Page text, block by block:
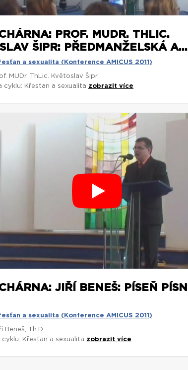
PROF. MUDR. THLIC.
ŠIPR: PŘEDMANŽELSKÁ A...
a sexualita (Konference AMICUS 2011)
MUDr. ThLic. Květoslav Šipr
cyklu: Křesťan a sexualita zobrazit více
JIŘÍ BENEŠ: PÍSEŇ PÍSNÍ
a sexualita (Konference AMICUS 2011)
Beneš, Th.D
cyklu: Křesťan a sexualita zobrazit více